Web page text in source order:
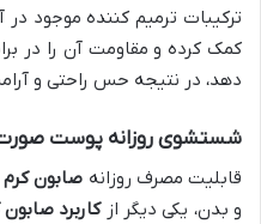
ترکیبات ترمیم کننده موجود
کمک کرده و مقاومت آن را در
دهد، در نتیجه حس راحتی و
شستشوی روزانه پوست
قابلیت مصرف روزانه صابون کرم
و بدن، یکی دیگر ازکاربرد صابون